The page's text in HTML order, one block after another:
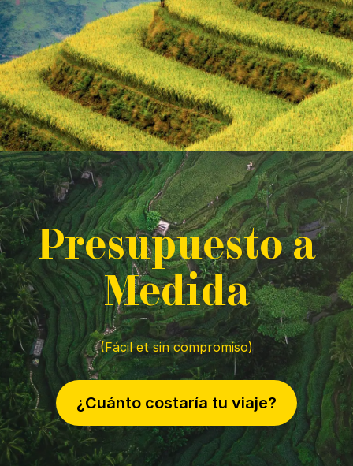
Presupuesto a
Medida
(Fácil et sin compromiso)
¿Cuánto costaría tu viaje?